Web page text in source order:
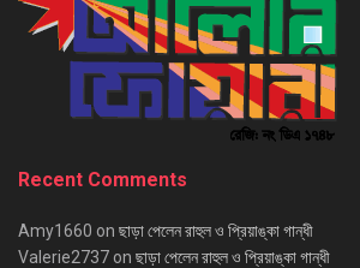
Recent Comments
Amy1660 on ছাড়া পেলেন রাহুল ও প্রিয়াঙ্কা গান্ধী
Valerie2737 on ছাড়া পেলেন রাহুল ও প্রিয়াঙ্কা গান্ধী